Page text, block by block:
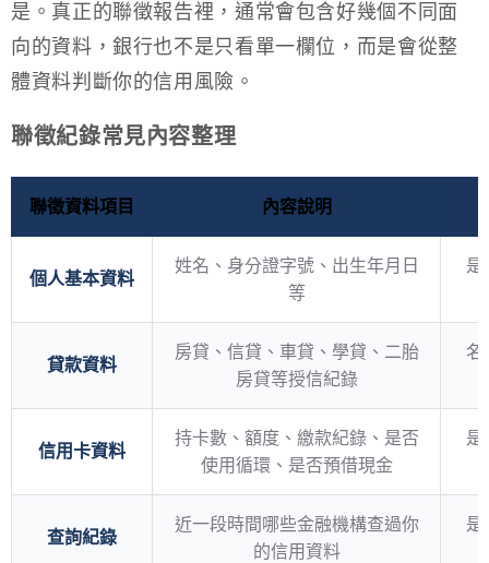
是。真正的聯徵報告裡，通常會包含好幾個不同面
向的資料，銀行也不是只看單一欄位，而是會從整
體資料判斷你的信用風險。
聯徵紀錄常見內容整理
聯徵資料項目 內容說明
個人基本資料
姓名、身分證字號、出生年月日
等
是
貸款資料
房貸、信貸、車貸、學貸、二胎
房貸等授信紀錄
名
信用卡資料
持卡數、額度、繳款紀錄、是否
使用循環、是否預借現金
是
查詢紀錄
近一段時間哪些金融機構查過你
的信用資料
是